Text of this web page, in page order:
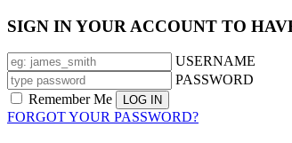
SIGN IN YOUR ACCOUNT TO
USERNAME
PASSWORD
Remember Me
FORGOT YOUR PASSWORD?